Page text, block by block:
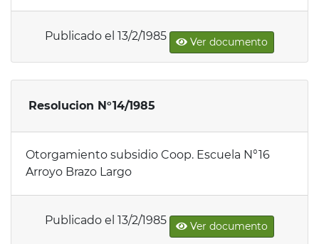
Publicado el 13/2/1985 Ver documento
Resolucion N°14/1985
Otorgamiento subsidio Coop. Escuela N°16
Arroyo Brazo Largo
Publicado el 13/2/1985 Ver documento